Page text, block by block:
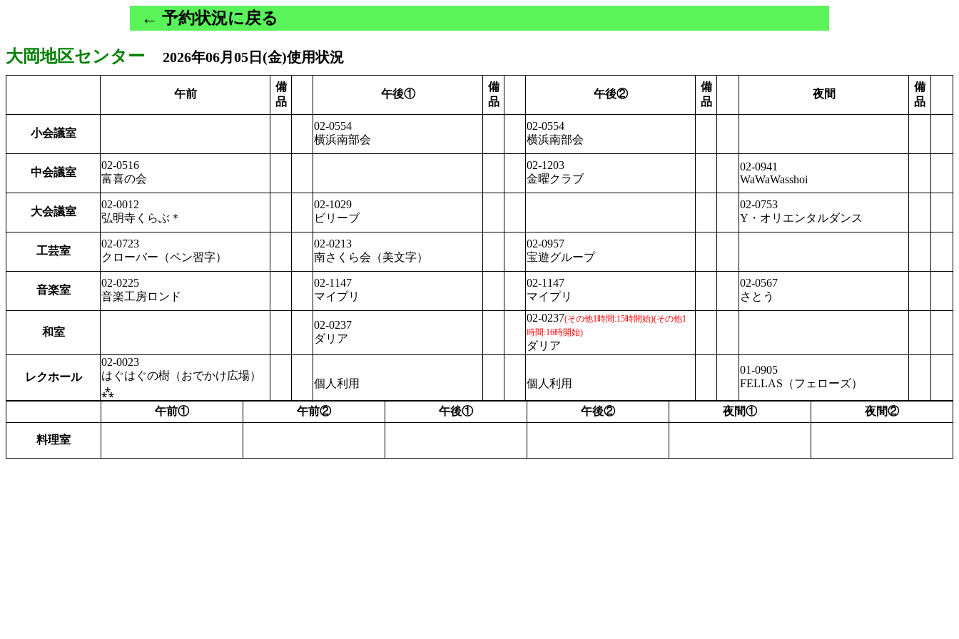
← 予約状況に戻る
大岡地区センター 2026年06月05日(金)使用状況
午前
備
品
午後①
備
品
午後②
備
品
夜間
備
品
小会議室
02-0554
横浜南部会
02-0554
横浜南部会
中会議室
02-0516
富喜の会
02-1203
金曜クラブ
02-0941
WaWaWasshoi
大会議室
02-0012
弘明寺くらぶ＊
02-1029
ビリーブ
02-0753
Y・オリエンタルダンス
工芸室
02-0723
クローバー（ペン習字）
02-0213
南さくら会（美文字）
02-0957
宝遊グループ
音楽室
02-0225
音楽工房ロンド
02-1147
マイプリ
02-1147
マイプリ
02-0567
さとう
和室
02-0237
ダリア
02-0237(その他1時間:15時開始)(その他1
時間:16時開始)
ダリア
レクホール
02-0023
はぐはぐの樹（おでかけ広場）
⁂
個人利用 個人利用
01-0905
FELLAS（フェローズ）
午前① 午前② 午後① 午後② 夜間① 夜間②
料理室